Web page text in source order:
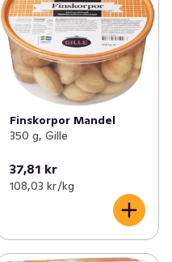
Finskorpor Mandel
350 g, Gille
37,81 kr
108,03 kr /kg